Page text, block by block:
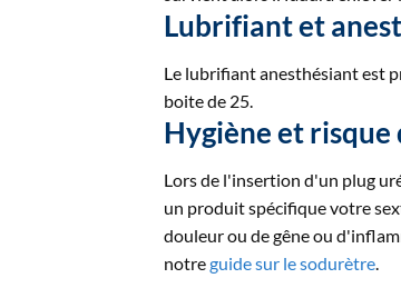
Lubrifiant et
Le lubrifiant anesthésiant est
boite de 25.
Hygiène et
Lors de l'insertion d'un plug
un produit spécifique votre
douleur ou de gêne ou
notreguide sur le sodurètre.